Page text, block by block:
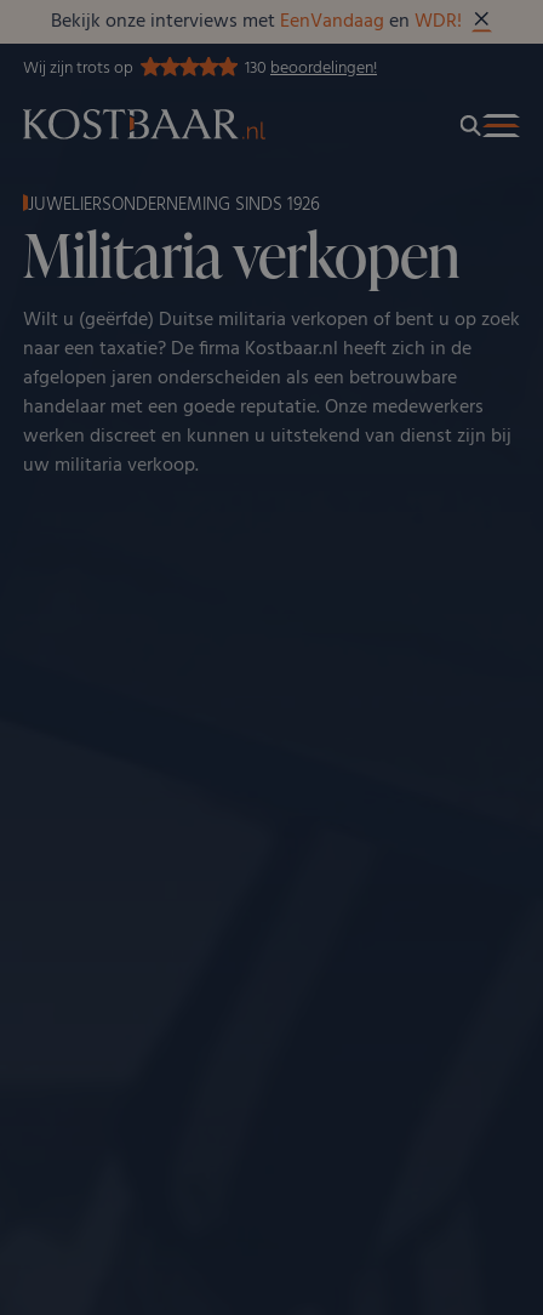
Bekijk onze interviews met EenVandaagenWDR!
Wij zijn trots op 130beoordelingen!
JUWELIERSONDERNEMING SINDS 1926
Militaria verkopen
Wilt u (geërfde) Duitse militaria verkopen of bent u op zoek
naar een taxatie? De firma Kostbaar.nl heeft zich in de
afgelopen jaren onderscheiden als een betrouwbare
handelaar met een goede reputatie. Onze medewerkers
werken discreet en kunnen u uitstekend van dienst zijn bij
uw militaria verkoop.